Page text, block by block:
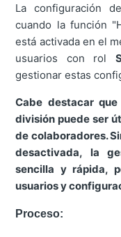
La configuración
cuando la función
está activada en el
usuarios con rol
gestionar estas
Cabe destacar
división puede ser
de colaboradores.
desactivada, la
sencilla y rápida,
usuarios y
Proceso: